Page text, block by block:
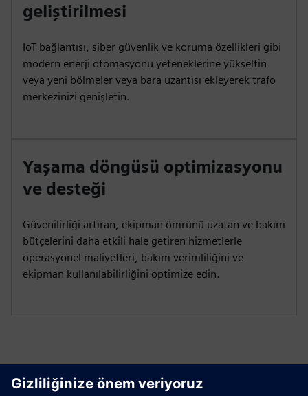
geliştirilmesi
IoT bağlantısı, siber güvenlik ve koruma özellikleri gibi
modern enerji otomasyonu yeteneklerine yükseltin
veya yeni bölmeler veya bara uzantısı ekleyerek trafo
merkezinizi genişletin.
Yaşama döngüsü optimizasyonu
ve desteği
Güvenilirliği artıran, ekipman ömrünü uzatan ve bakım
bütçelerini daha etkili hale getiren hizmetlerle
operasyonel maliyetleri, bakım verimliliğini ve
ekipman kullanılabilirliğini optimize edin.